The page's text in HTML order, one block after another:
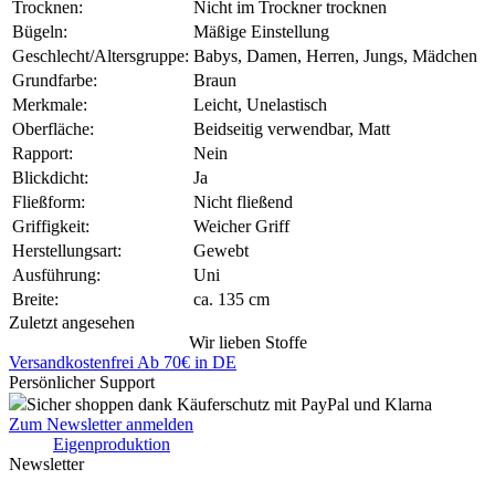
Trocknen:
Nicht im Trockner trocknen
Bügeln:
Mäßige Einstellung
Geschlecht/Altersgruppe: Babys, Damen, Herren, Jungs, Mädchen
Grundfarbe:
Braun
Merkmale:
Leicht, Unelastisch
Oberfläche:
Beidseitig verwendbar, Matt
Rapport:
Nein
Blickdicht:
Ja
Fließform:
Nicht fließend
Griffigkeit:
Weicher Griff
Herstellungsart:
Gewebt
Ausführung:
Uni
Breite:
ca. 135 cm
Zuletzt angesehen
Wir lieben Stoffe
Versandkostenfrei Ab 70€ in DE
Persönlicher Support
Sicher shoppen dank Käuferschutz mit PayPal und Klarna
Zum Newsletter anmelden
Eigenproduktion
Newsletter